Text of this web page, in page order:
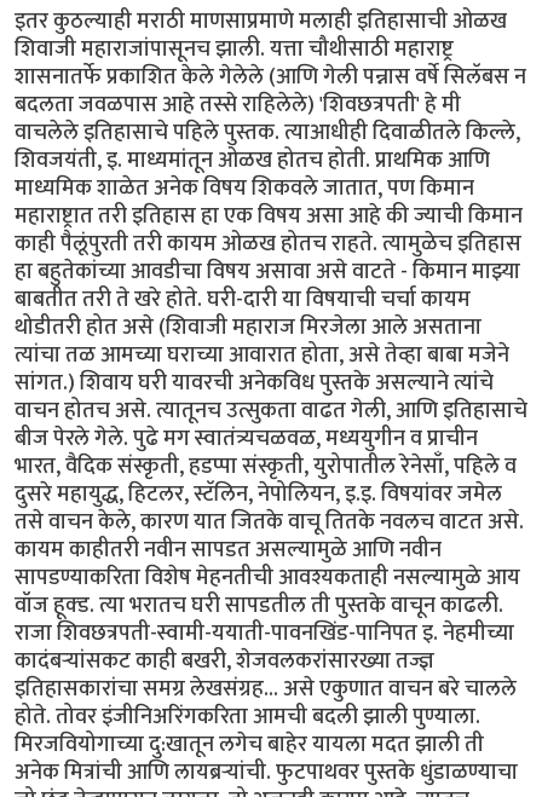
इतर कुठल्याही मराठी माणसाप्रमाणे मलाही इतिहासाची ओळख
शिवाजी महाराजांपासूनच झाली. यत्ता चौथीसाठी महाराष्ट्र
शासनातर्फे प्रकाशित केले गेलेले (आणि गेली पन्नास वर्षे सिलॅबस न
बदलता जवळपास आहे तस्से राहिलेले) 'शिवछत्रपती' हे मी
वाचलेले इतिहासाचे पहिले पुस्तक. त्याआधीही दिवाळीतले किल्ले,
शिवजयंती, इ. माध्यमांतून ओळख होतच होती. प्राथमिक आणि
माध्यमिक शाळेत अनेक विषय शिकवले जातात, पण किमान
महाराष्ट्रात तरी इतिहास हा एक विषय असा आहे की ज्याची किमान
काही पैलूंपुरती तरी कायम ओळख होतच राहते. त्यामुळेच इतिहास
हा बहुतेकांच्या आवडीचा विषय असावा असे वाटते - किमान माझ्या
बाबतीत तरी ते खरे होते. घरी-दारी या विषयाची चर्चा कायम
थोडीतरी होत असे (शिवाजी महाराज मिरजेला आले असताना
त्यांचा तळ आमच्या घराच्या आवारात होता, असे तेव्हा बाबा मजेने
सांगत.) शिवाय घरी यावरची अनेकविध पुस्तके असल्याने त्यांचे
वाचन होतच असे. त्यातूनच उत्सुकता वाढत गेली, आणि इतिहासाचे
बीज पेरले गेले. पुढे मग स्वातंत्र्यचळवळ, मध्ययुगीन व प्राचीन
भारत, वैदिक संस्कृती, हडप्पा संस्कृती, युरोपातील रेनेसाँ, पहिले व
दुसरे महायुद्ध, हिटलर, स्टॅलिन, नेपोलियन, इ.इ. विषयांवर जमेल
तसे वाचन केले, कारण यात जितके वाचू तितके नवलच वाटत असे.
कायम काहीतरी नवीन सापडत असल्यामुळे आणि नवीन
सापडण्याकरिता विशेष मेहनतीची आवश्यकताही नसल्यामुळे आय
वॉज हूक्ड. त्या भरातच घरी सापडतील ती पुस्तके वाचून काढली.
राजा शिवछत्रपती-स्वामी-ययाती-पावनखिंड-पानिपत इ. नेहमीच्या
कादंबर्‍यांसकट काही बखरी, शेजवलकरांसारख्या तज्ज्ञ
इतिहासकारांचा समग्र लेखसंग्रह... असे एकुणात वाचन बरे चालले
होते. तोवर इंजीनिअरिंगकरिता आमची बदली झाली पुण्याला.
मिरजवियोगाच्या दु:खातून लगेच बाहेर यायला मदत झाली ती
अनेक मित्रांची आणि लायब्रर्‍यांची. फुटपाथवर पुस्तके धुंडाळण्याचा